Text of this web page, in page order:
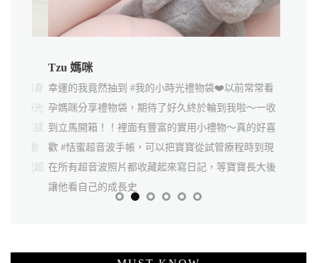
媽的身
小時光
寶感動
收藏超
Tzu 媽咪
幸運的我竟然抽到 #我的小時光禮物袋❤️以前常常看
孕媽咪分享禮物袋，期待了好久終於輪到我啦～一收
到立馬開箱！！裡面有豐富的實用小禮物～真的好喜
歡 #恬蜜超音波手帳，可以把寶寶從試管療程時到現
在所有超音波照片都收藏起來寫日記，等寶寶長大後
讓他看自己的成長史
粉，懷孕
常豐富，
可以把寶